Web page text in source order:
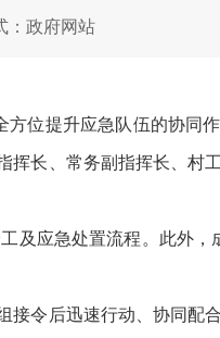
：政府网站
位提升应急队伍的协同
挥长、常务副指挥长、村
及应急处置流程。此外，
令后迅速行动、协同配